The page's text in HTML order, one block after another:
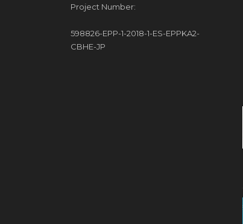
Project Number:
598826-EPP-1-2018-1-ES-EPPKA2-
CBHE-JP